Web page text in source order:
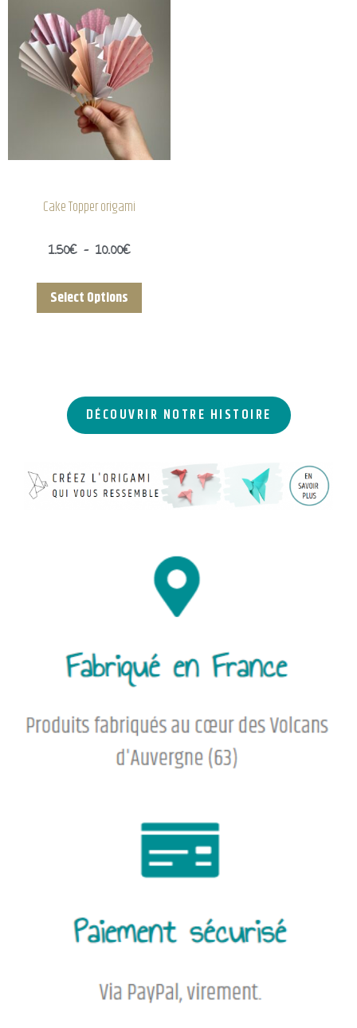
Cake Topper origami
1.50€ – 10.00€
Select Options
DÉCOUVRIR NOTRE HISTOIRE